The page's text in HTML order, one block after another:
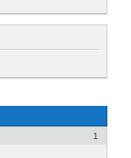
1